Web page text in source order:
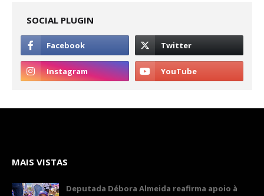
SOCIAL PLUGIN
MAIS VISTAS
Deputada Débora Almeida reafirma apoio à